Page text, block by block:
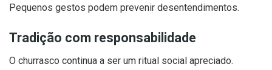
Pequenos gestos podem prevenir desentendimentos.
Tradição com responsabilidade
O churrasco continua a ser um ritual social apreciado.